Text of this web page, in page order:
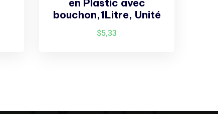
en Plastic avec
bouchon,1Litre, Unité
$5,33